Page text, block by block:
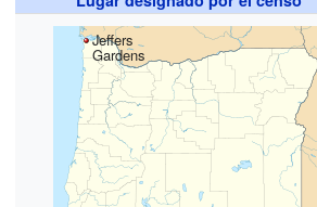
Jeffers
Gardens